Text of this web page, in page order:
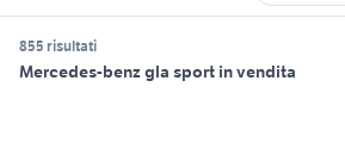
855 risultati
Mercedes-benz gla sport in vendita